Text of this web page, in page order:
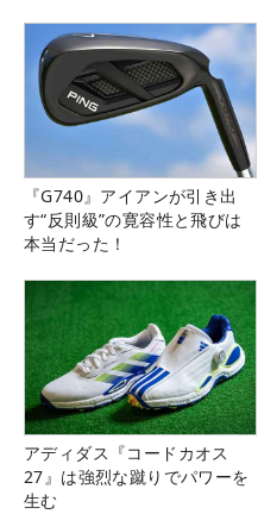
『G740』アイアンが引き出
す“反則級”の寛容性と飛びは
本当だった！
アディダス『コードカオス
27』は強烈な蹴りでパワーを
生む